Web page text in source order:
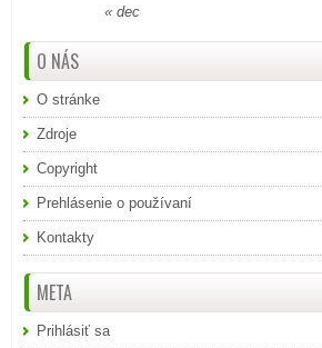
« dec
O NÁS
O stránke
Zdroje
Copyright
Prehlásenie o používaní
Kontakty
META
Prihlásiť sa